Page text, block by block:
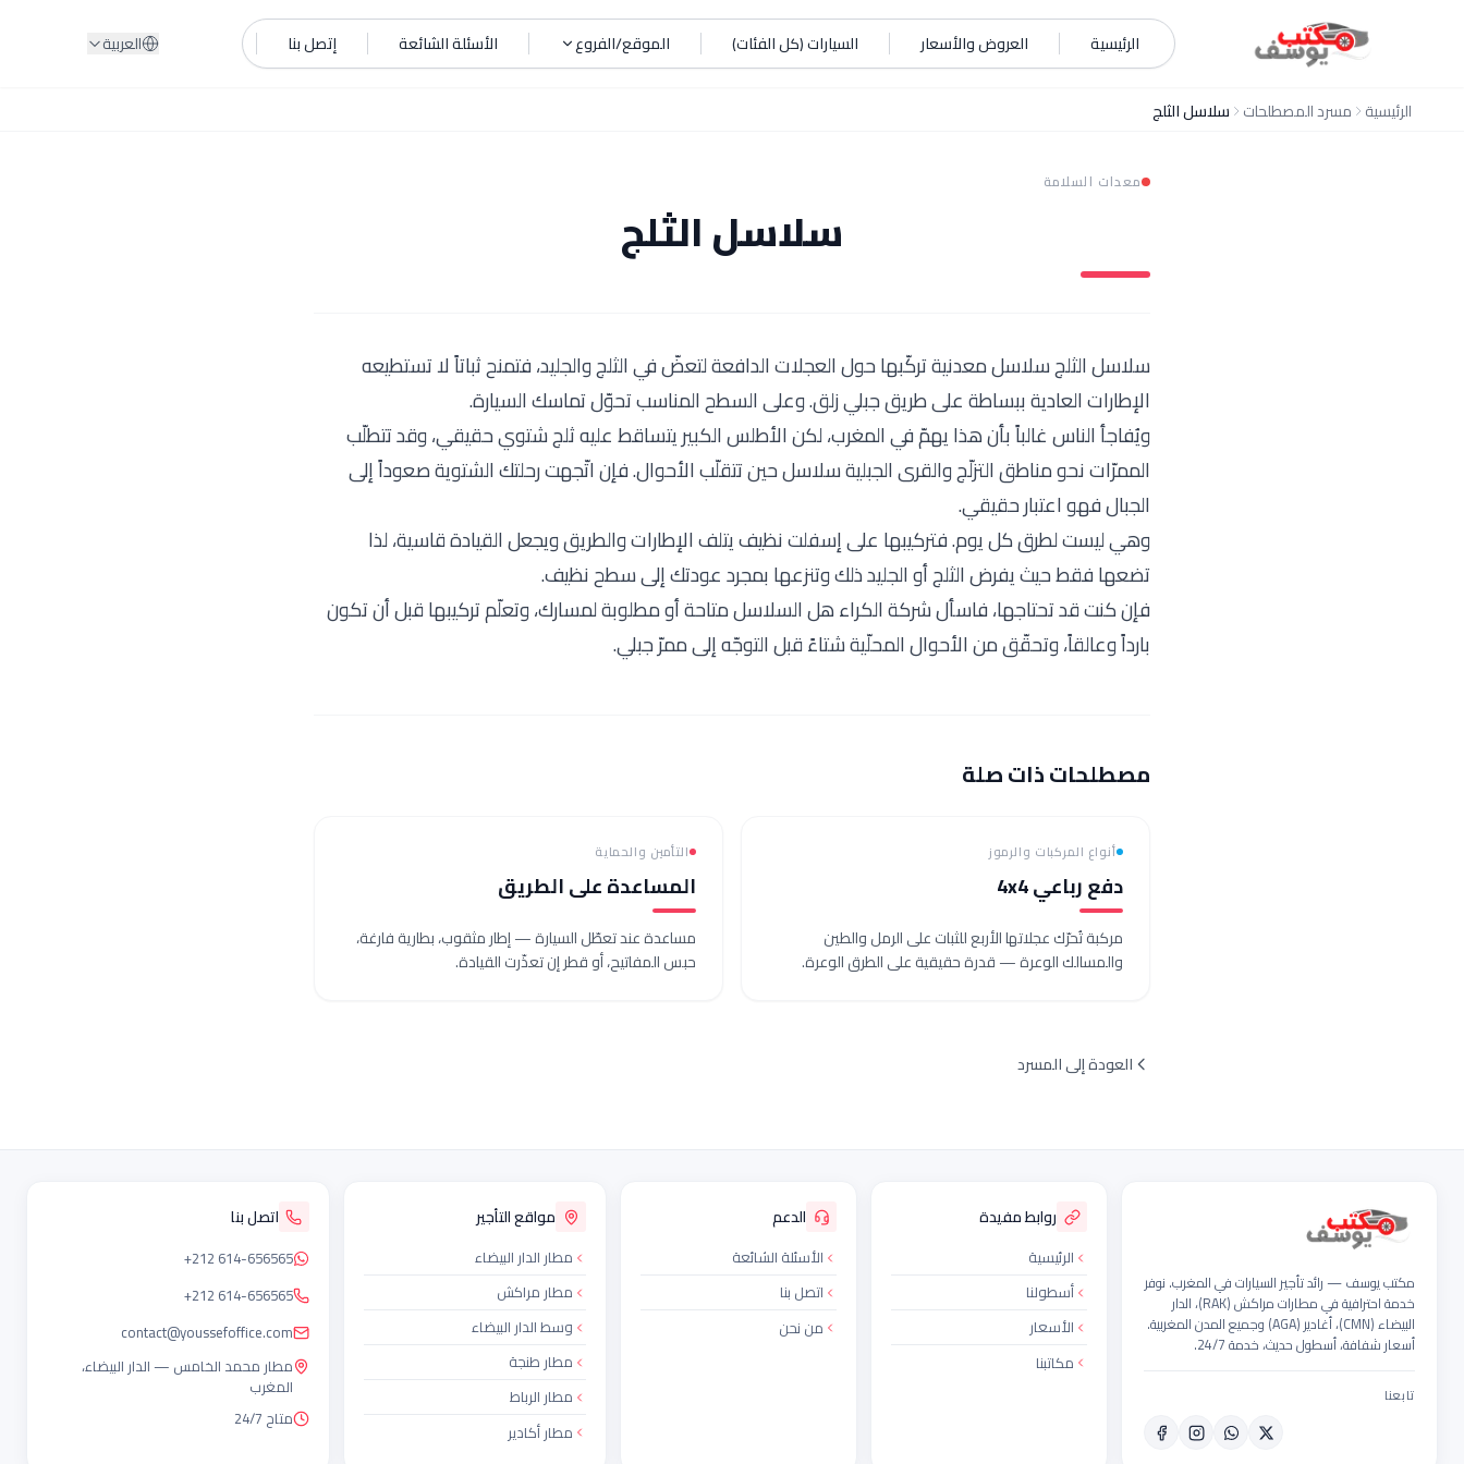
الرئيسية العروض والأسعار السيارات (كل الفئات) الموقع/الفروع الأسئلة الشائعة إتصل بنا العربية
الرئيسية مسرد المصطلحات سلاسل الثلج
معدات السلامة
سلاسل الثلج
سلاسل الثلج سلاسل معدنية تركّبها حول العجلات الدافعة لتعضّ في الثلج والجليد، فتمنح ثباتاً لا تستطيعه
الإطارات العادية ببساطة على طريق جبلي زلق. وعلى السطح المناسب تحوّل تماسك السيارة.
ويُفاجأ الناس غالباً بأن هذا يهمّ في المغرب، لكن الأطلس الكبير يتساقط عليه ثلج شتوي حقيقي، وقد تتطلّب
الممرّات نحو مناطق التزلّج والقرى الجبلية سلاسل حين تتقلّب الأحوال. فإن اتّجهت رحلتك الشتوية صعوداً إلى
الجبال فهو اعتبار حقيقي.
وهي ليست لطرق كل يوم. فتركيبها على إسفلت نظيف يتلف الإطارات والطريق ويجعل القيادة قاسية، لذا
تضعها فقط حيث يفرض الثلج أو الجليد ذلك وتنزعها بمجرد عودتك إلى سطح نظيف.
فإن كنت قد تحتاجها، فاسأل شركة الكراء هل السلاسل متاحة أو مطلوبة لمسارك، وتعلّم تركيبها قبل أن تكون
بارداً وعالقاً، وتحقّق من الأحوال المحلّية شتاءً قبل التوجّه إلى ممرّ جبلي.
مصطلحات ذات صلة
أنواع المركبات والرموز
دفع رباعي 4x4
مركبة تُحرّك عجلاتها الأربع للثبات على الرمل والطين
والمسالك الوعرة — قدرة حقيقية على الطرق الوعرة.
التأمين والحماية
المساعدة على الطريق
مساعدة عند تعطّل السيارة — إطار مثقوب، بطارية فارغة،
حبس المفاتيح، أو قطر إن تعذّرت القيادة.
العودة إلى المسرد
مكتب يوسف — رائد تأجير السيارات في المغرب. نوفر
خدمة احترافية في مطارات مراكش (RAK)، الدار
البيضاء (CMN)، أغادير (AGA) وجميع المدن المغربية.
أسعار شفافة، أسطول حديث، خدمة 24/7.
تابعنا
روابط مفيدة
الرئيسية
أسطولنا
الأسعار
مكاتبنا
الدعم
الأسئلة الشائعة
اتصل بنا
من نحن
مواقع التأجير
مطار الدار البيضاء
مطار مراكش
وسط الدار البيضاء
مطار طنجة
مطار الرباط
مطار أكادير
اتصل بنا
+212 614-656565
+212 614-656565
contact@youssefoffice.com
مطار محمد الخامس — الدار البيضاء،
المغرب
متاح 24/7